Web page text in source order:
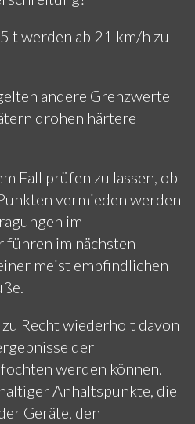
t werden ab 21 km/h zu
andere Grenzwerte
drohen härtere
Fall prüfen zu lassen, ob
vermieden werden
im
führen im nächsten
meist empfindlichen
Recht wiederholt davon
der
werden können.
Anhaltspunkte, die
Geräte, den